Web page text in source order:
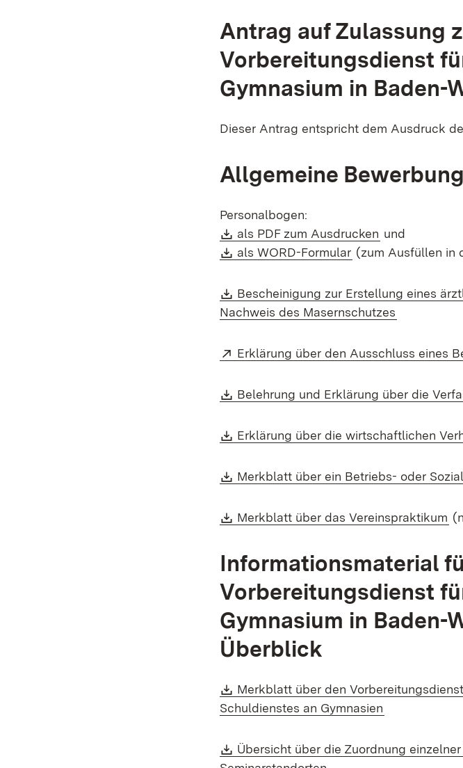
Antrag auf Zulassung
Vorbereitungsdienst
Gymnasium in Baden-
Dieser Antrag entspricht dem Ausdruck
Allgemeine
Personalbogen:
Download:
als PDF zum Ausdrucken (Öffnet in
und
Download:
als WORD-Formular (Öffnet in neuem
(zum Ausfüllen in
Download:
Bescheinigung zur Erstellung eines
Nachweis des Masernschutzes
Extern:
Erklärung über den Ausschluss eines
Download:
Belehrung und Erklärung über die
Download:
Erklärung über die wirtschaftlichen
Download:
Merkblatt über ein Betriebs- oder
Download:
Merkblatt über das Vereinspraktikum
Informationsmaterial
Vorbereitungsdienst
Gymnasium in Baden-
Überblick
Download:
Merkblatt über den
Schuldienstes an Gymnasien
Download:
Übersicht über die Zuordnung